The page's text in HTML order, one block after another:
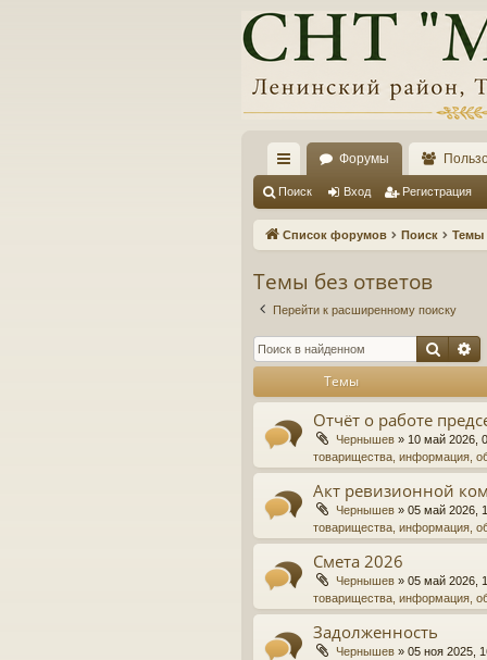
с
ы
и
Форумы
Поиск Вход Регистрация
Список форумов Поиск Темы
Темы без ответов
Перейти к расширенному поиску
Поиск
Темы
Отчёт о работе
Чернышев » 10 май 2026,
товарищества, информация,
Акт ревизионной
Чернышев » 05 май 2026,
товарищества, информация,
Смета 2026
Чернышев » 05 май 2026,
товарищества, информация,
Задолженность
Чернышев » 05 ноя 2025,